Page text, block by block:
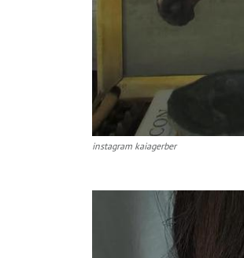
instagram kaiagerber